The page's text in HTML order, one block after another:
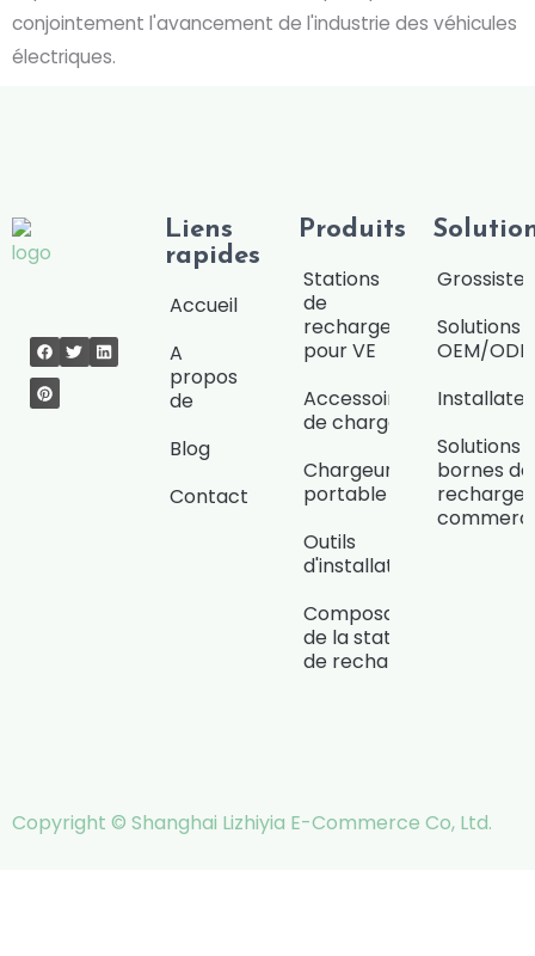
conjointement l'avancement de l'industrie des véhicules
électriques.
Liens
rapides
Accueil
A
propos
de
Blog
Contact
Produits
Stations
de
recharge
pour VE
Accessoires
de charge
Chargeur
portable
Outils
d'installation
Composants
de la station
de recharge
Solutions
OEM/ODM
Solutions
bornes de
recharge
Copyright © Shanghai Lizhiyia E-Commerce Co, Ltd.